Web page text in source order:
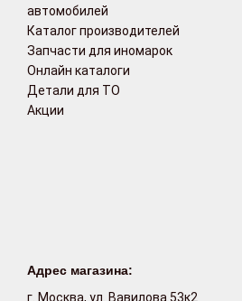
автомобилей
Каталог производителей
Запчасти для иномарок
Онлайн каталоги
Детали для ТО
Акции
Адрес магазина:
г. Москва, ул. Вавилова 53к2